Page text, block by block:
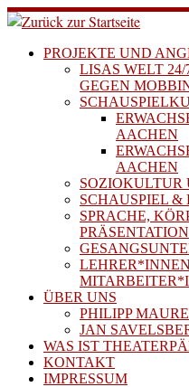
Zum
Inhalt
springenPROJEKTE UND
LISAS WELT
GEGEN
AACHEN
AACHEN
SOZIOKULTUR
SCHAUSPIEL &
SPRACHE,
PRÄSENTATION
ÜBER UNS
PHILIPP
JAN
WAS IST
KONTAKT
IMPRESSUM